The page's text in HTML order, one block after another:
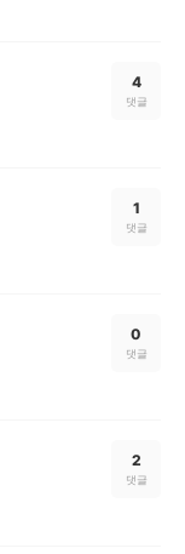
4
댓글
1
댓글
0
댓글
2
댓글